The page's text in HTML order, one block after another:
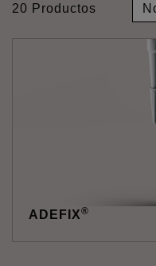
20 Productos
ADEFIX®